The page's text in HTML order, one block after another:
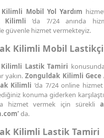
Mobil Yol Yardım
Kilimli’da 7/24 anında
güvenle hizmet vermekteyiz.
Kilimli Mobil Lastikçi
Lastik Tamiri
yakın.Zonguldak Kilimli Gece
Kilimli’da 7/24 online
konuma giderken
hizmet vermek için sürekli
da.
Kilimli Lastik Tamiri